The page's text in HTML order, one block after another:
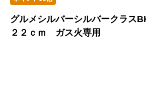
グルメシルバーシルバークラス
２２ｃｍ ガス火専用